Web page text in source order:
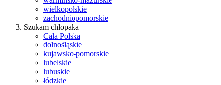
wielkopolskie
zachodniopomorskie
Szukam chłopaka
Cała Polska
dolnośląskie
kujawsko-pomorskie
lubelskie
lubuskie
łódzkie